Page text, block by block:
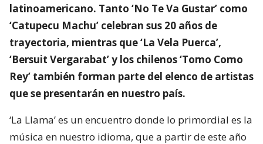
latinoamericano. Tanto ‘No Te Va Gustar’ como
‘Catupecu Machu’ celebran sus 20 años de
trayectoria, mientras que ‘La Vela Puerca’,
‘Bersuit Vergarabat’ y los chilenos ‘Tomo Como
Rey’ también forman parte del elenco de artistas
que se presentarán en nuestro país.
‘La Llama’ es un encuentro donde lo primordial es la
música en nuestro idioma, que a partir de este año